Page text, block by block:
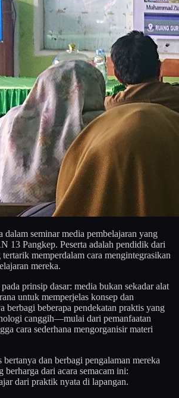
dalam seminar media pembelajaran yang
13 Pangkep. Peserta adalah pendidik dari
memperdalam cara mengintegrasikan
mereka.
prinsip dasar: media bukan sekadar alat
untuk memperjelas konsep dan
berbagi beberapa pendekatan praktis yang
canggih—mulai dari pemanfaatan
cara sederhana mengorganisir materi
bertanya dan berbagi pengalaman mereka
dari acara semacam ini:
dari praktik nyata di lapangan.